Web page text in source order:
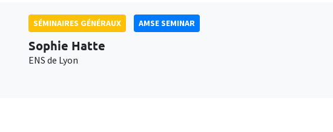
SÉMINAIRES GÉNÉRAUX AMSE SEMINAR
Sophie Hatte
ENS de Lyon